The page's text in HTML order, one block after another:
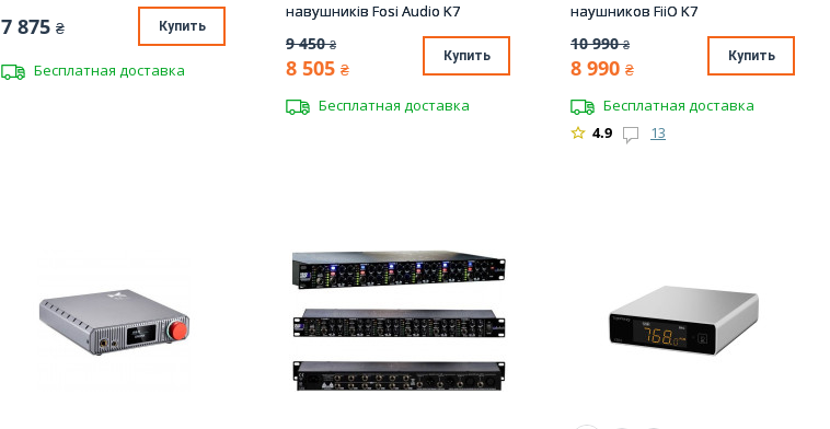
7 875 ₴ Купить
Бесплатная доставка
навушників Fosi Audio K7
9 450 ₴
8 505 ₴
Купить
Бесплатная доставка
наушников FiiO K7
10 990 ₴
8 990 ₴
Купить
Бесплатная доставка
4.9
13